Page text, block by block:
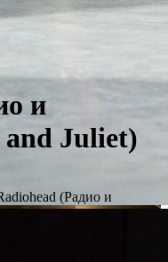
и
Juliet)
(Радио и